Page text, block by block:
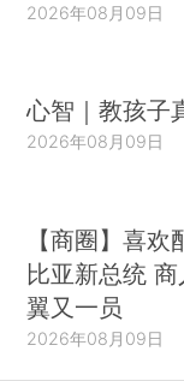
2026年08月09日
心智｜教孩子
2026年08月09日
【商圈】喜
比亚新总统
翼又一员
2026年08月09日